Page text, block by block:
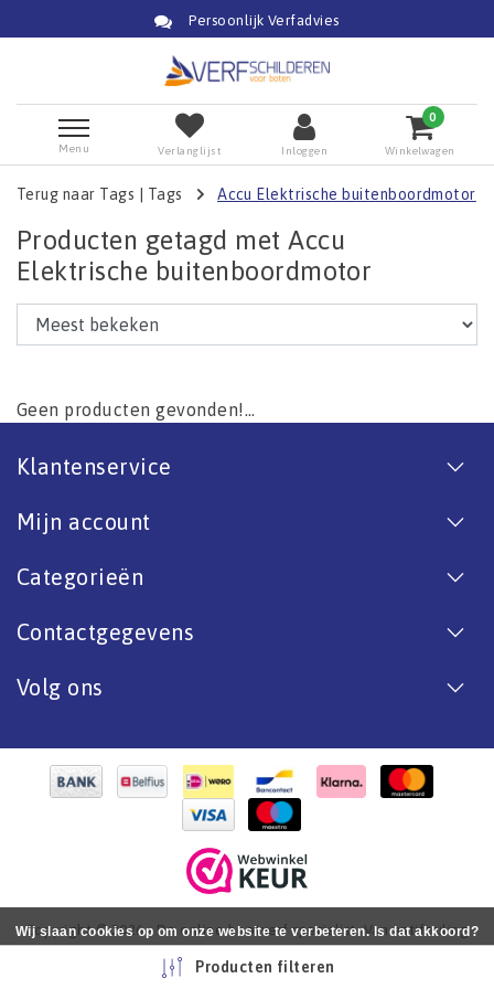
Persoonlijk Verfadvies
Menu Verlanglijst Inloggen
0
Winkelwagen
Terug naar Tags Tags Accu Elektrische buitenboordmotor
Producten getagd met Accu
Elektrische buitenboordmotor
Geen producten gevonden!...
Klantenservice
Mijn account
Categorieën
Contactgegevens
Volg ons
Copyright © 2026 - De online bootverf specialist. Van antifouling
tot aflak. - All rights reserved - RealizationInStijl Media
Producten filteren
Wij slaan cookies op om onze website te verbeteren. Is dat akkoord?
Nee Meer over cookies »